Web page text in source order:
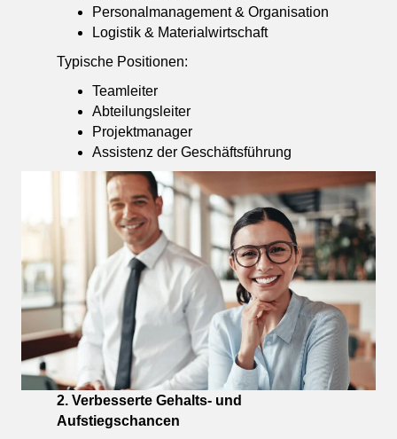
Personalmanagement & Organisation
Logistik & Materialwirtschaft
Typische Positionen:
Teamleiter
Abteilungsleiter
Projektmanager
Assistenz der Geschäftsführung
2. Verbesserte Gehalts- und
Aufstiegschancen